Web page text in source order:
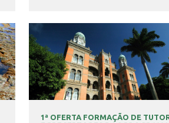
1ª OFERTA FORMAÇÃO DE